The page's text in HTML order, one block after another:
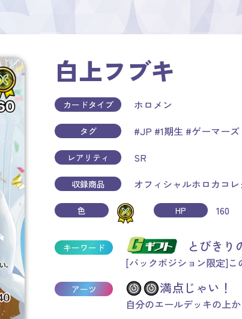
白上フブキ
カードタイプ ホロメン
タグ #JP #1期生 #ゲーマーズ
レアリティ SR
収録商品 オフィシャルホロカコ
色 HP 160
キーワード とびき
[バックポジション限定]こ
アーツ 満点じゃい！
自分のエールデッキの上